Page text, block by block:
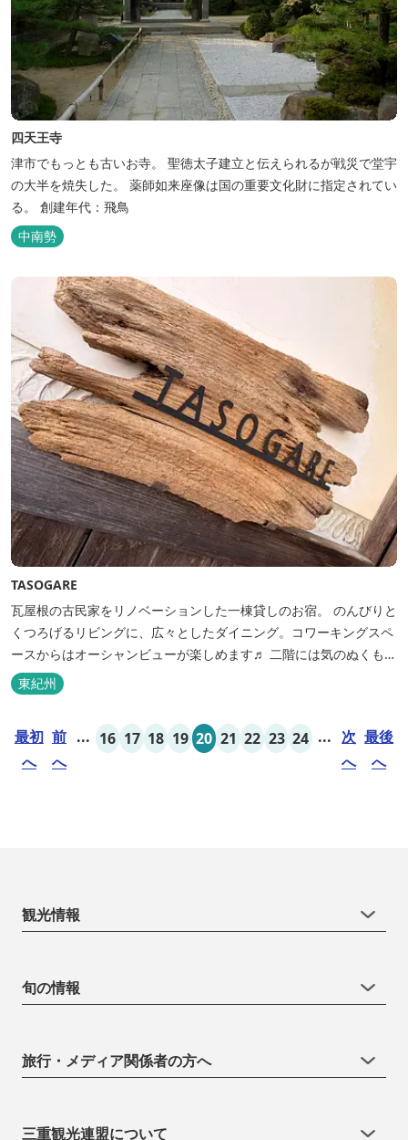
四天王寺
津市でもっとも古いお寺。 聖徳太子建立と伝えられるが戦災で堂宇
の大半を焼失した。 薬師如来座像は国の重要文化財に指定されてい
る。 創建年代：飛鳥
中南勢
TASOGARE
瓦屋根の古民家をリノベーションした一棟貸しのお宿。 のんびりと
くつろげるリビングに、広々としたダイニング。コワーキングスペ
ースからはオーシャンビューが楽しめます♬ 二階には気のぬくもり
を感じながら、アートと読書に浸ることができる「TASOGAREの
間」があり、海を眺めながらゆったりとした時間を過ごすことがで
東紀州
最初
へ
前
へ
... 16 17 18 19 20 21 22 23 24 ... 次
へ
最後
へ
観光情報
旬の情報
旅行・メディア関係者の方へ
三重観光連盟について